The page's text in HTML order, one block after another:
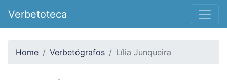
Verbetoteca
Home Verbetógrafos Lília Junqueira